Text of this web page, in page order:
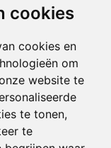
cookies
cookies en
om
website te
te tonen,
te
door FalcoTravel